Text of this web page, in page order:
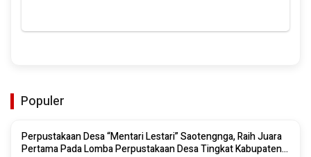
Populer
Perpustakaan Desa “Mentari Lestari” Saotengnga, Raih Juara
Pertama Pada Lomba Perpustakaan Desa Tingkat Kabupaten